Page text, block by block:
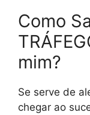
Como
mim?
Se serve de
chegar ao